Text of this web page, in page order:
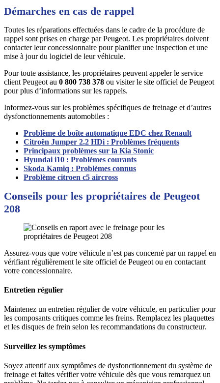
Démarches en cas de rappel
Toutes les réparations effectuées dans le cadre de la procédure de
rappel sont prises en charge par Peugeot. Les propriétaires doivent
contacter leur concessionnaire pour planifier une inspection et une
mise à jour du logiciel de leur véhicule.
Pour toute assistance, les propriétaires peuvent appeler le service
client Peugeot au 0 800 738 378 ou visiter le site officiel de Peugeot
pour plus d’informations sur les rappels.
Informez-vous sur les problèmes spécifiques de freinage et d’autres
dysfonctionnements automobiles :
Problème de boîte automatique EDC chez Renault
Citroën Jumper 2.2 HDi : Problèmes fréquents
Principaux problèmes sur la Kia Stonic
Hyundai i10 : Problèmes courants
Skoda Kamiq : Problèmes connus
Problème citroen c5 aircross
Conseils pour les propriétaires de Peugeot
208
Assurez-vous que votre véhicule n’est pas concerné par un rappel en
vérifiant régulièrement le site officiel de Peugeot ou en contactant
votre concessionnaire.
Entretien régulier
Maintenez un entretien régulier de votre véhicule, en particulier pour
les composants critiques comme les freins. Remplacez les plaquettes
et les disques de frein selon les recommandations du constructeur.
Surveillez les symptômes
Soyez attentif aux symptômes de dysfonctionnement du système de
freinage et faites vérifier votre véhicule dès que vous remarquez un